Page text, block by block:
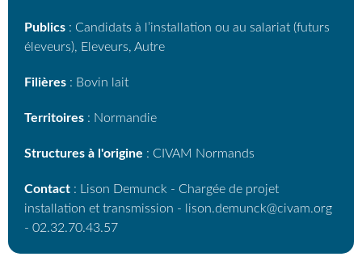
Publics : Candidats à l’installation ou au salariat (futurs
éleveurs), Eleveurs, Autre
Filières : Bovin lait
Territoires : Normandie
Structures à l'origine : CIVAM Normands
Contact : Lison Demunck - Chargée de projet
installation et transmission - lison.demunck@civam.org
- 02.32.70.43.57